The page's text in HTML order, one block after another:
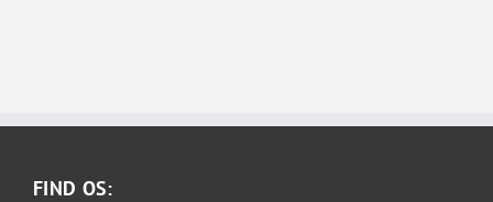
FIND OS: